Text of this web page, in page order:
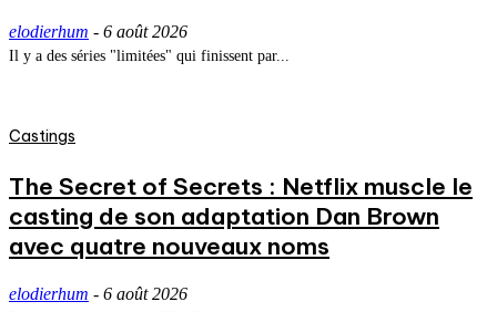
elodierhum - 6 août 2026
Il y a des séries "limitées" qui finissent par...
Castings
The Secret of Secrets : Netflix muscle le
casting de son adaptation Dan Brown
avec quatre nouveaux noms
elodierhum - 6 août 2026